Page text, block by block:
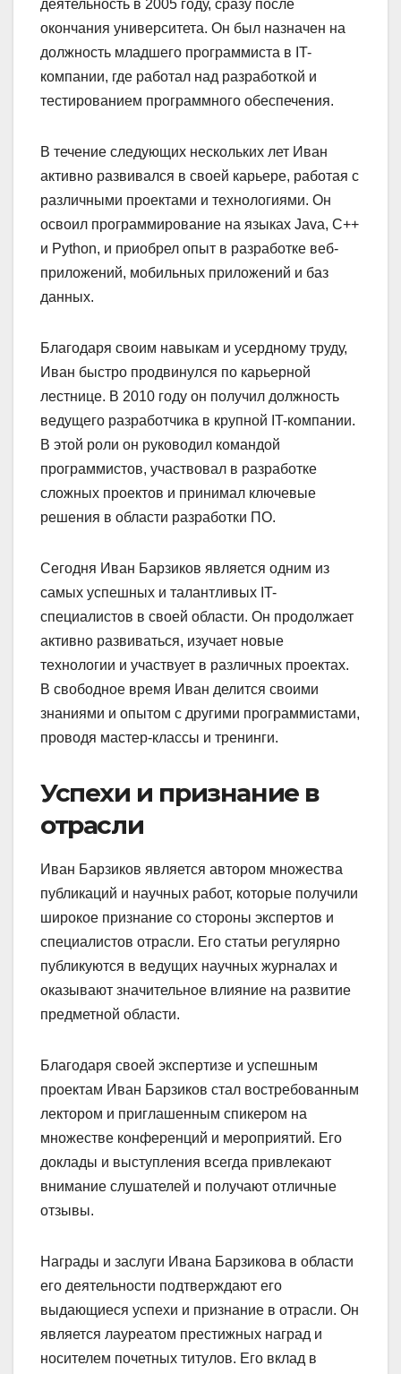
деятельность в 2005 году, сразу после
окончания университета. Он был назначен на
должность младшего программиста в IT-
компании, где работал над разработкой и
тестированием программного обеспечения.
В течение следующих нескольких лет Иван
активно развивался в своей карьере, работая с
различными проектами и технологиями. Он
освоил программирование на языках Java, C++
и Python, и приобрел опыт в разработке веб-
приложений, мобильных приложений и баз
данных.
Благодаря своим навыкам и усердному труду,
Иван быстро продвинулся по карьерной
лестнице. В 2010 году он получил должность
ведущего разработчика в крупной IT-компании.
В этой роли он руководил командой
программистов, участвовал в разработке
сложных проектов и принимал ключевые
решения в области разработки ПО.
Сегодня Иван Барзиков является одним из
самых успешных и талантливых IT-
специалистов в своей области. Он продолжает
активно развиваться, изучает новые
технологии и участвует в различных проектах.
В свободное время Иван делится своими
знаниями и опытом с другими программистами,
проводя мастер-классы и тренинги.
Успехи и признание в
отрасли
Иван Барзиков является автором множества
публикаций и научных работ, которые получили
широкое признание со стороны экспертов и
специалистов отрасли. Его статьи регулярно
публикуются в ведущих научных журналах и
оказывают значительное влияние на развитие
предметной области.
Благодаря своей экспертизе и успешным
проектам Иван Барзиков стал востребованным
лектором и приглашенным спикером на
множестве конференций и мероприятий. Его
доклады и выступления всегда привлекают
внимание слушателей и получают отличные
отзывы.
Награды и заслуги Ивана Барзикова в области
его деятельности подтверждают его
выдающиеся успехи и признание в отрасли. Он
является лауреатом престижных наград и
носителем почетных титулов. Его вклад в